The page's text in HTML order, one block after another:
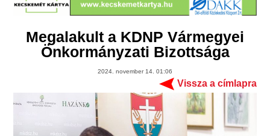
Megalakult a KDNP Vármegyei
Önkormányzati Bizottsága
2024. november 14. 01:06
Vissza a címlapra